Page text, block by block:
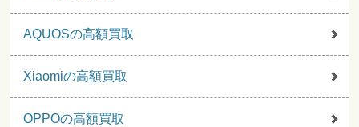
AQUOSの高額買取
Xiaomiの高額買取
OPPOの高額買取